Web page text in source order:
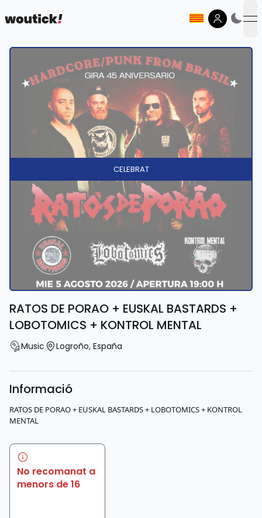
CELEBRAT
RATOS DE PORAO + EUSKAL BASTARDS +
LOBOTOMICS + KONTROL MENTAL
Music Logroño, España
Informació
RATOS DE PORAO + EUSKAL BASTARDS + LOBOTOMICS + KONTROL
MENTAL
No recomanat a
menors de 16